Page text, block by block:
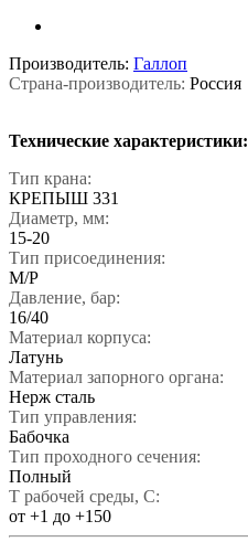
Производитель: Галлоп
Страна-производитель: Россия
Технические характеристики:
Тип крана:
КРЕПЫШ 331
Диаметр, мм:
15-20
Тип присоединения:
М/Р
Давление, бар:
16/40
Материал корпуса:
Латунь
Материал запорного органа:
Нерж сталь
Тип управления:
Бабочка
Тип проходного сечения:
Полный
Т рабочей среды, C:
от +1 до +150